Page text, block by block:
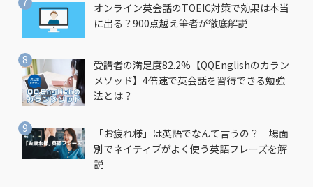
オンライン英会話のTOEIC対策で効果は本当
に出る？900点越え筆者が徹底解説
受講者の満足度82.2%【QQEnglishのカラン
メソッド】4倍速で英会話を習得できる勉強
法とは？
「お疲れ様」は英語でなんて言うの？ 場面
別でネイティブがよく使う英語フレーズを解
説